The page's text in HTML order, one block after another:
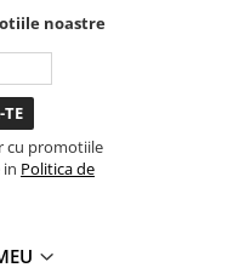
noastre
cu promotiile
Politica de